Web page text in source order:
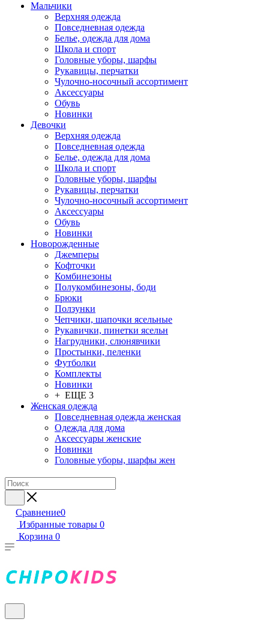
Мальчики
Верхняя одежда
Повседневная одежда
Белье, одежда для дома
Школа и спорт
Головные уборы, шарфы
Рукавицы, перчатки
Чулочно-носочный ассортимент
Аксессуары
Обувь
Новинки
Девочки
Верхняя одежда
Повседневная одежда
Белье, одежда для дома
Школа и спорт
Головные уборы, шарфы
Рукавицы, перчатки
Чулочно-носочный ассортимент
Аксессуары
Обувь
Новинки
Новорожденные
Джемперы
Кофточки
Комбинезоны
Полукомбинезоны, боди
Брюки
Ползунки
Чепчики, шапочки ясельные
Рукавички, пинетки ясельн
Нагрудники, слюнявчики
Простынки, пеленки
Футболки
Комплекты
Новинки
+ ЕЩЕ 3
Женская одежда
Повседневная одежда женская
Одежда для дома
Аксессуары женские
Новинки
Головные уборы, шарфы жен
Сравнение0
Избранные товары 0
Корзина 0